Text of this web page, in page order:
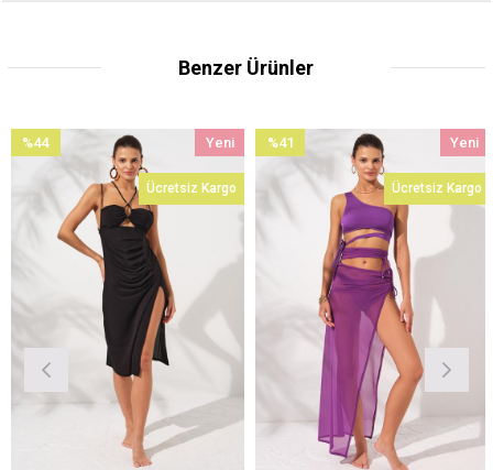
Benzer Ürünler
%44
%44İndirim
Ücretsiz Kargo
Yeni
Ürün
%41
İndirim
%41İndirim
Ücretsiz Kargo
Yeni
Ürün